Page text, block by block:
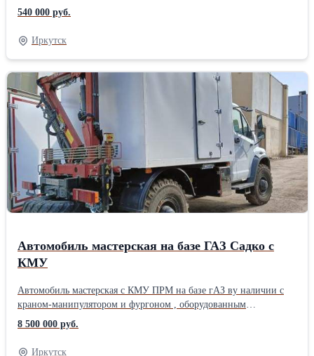
и комплектации. ПРоизвосдвто спецавтмообилей и поставка в
любой регион РоссииПроизводитель: ГАЗ Пробег, км: 50 Объем
двигателя, см3: 4433 Мощность двигателя, л.с.: 149 Владельцев
по ПТС: Нет Руль: Левый Состояние: Отличное
540 000 руб.
Иркутск
Автомобиль мастерская на базе ГАЗ Садко с
КМУ
Автомобиль мастерская с КМУ ПРМ на базе гАЗ ву наличии с
краном-манипулятором и фургоном , оборудованным
инструментом для провдения ремонтных работ! Особенностью
данного атвомобиля является его наличие! Техника в наличии!
Специализированный, автомобиль мастерская с краном
8 500 000 руб.
Иркутск